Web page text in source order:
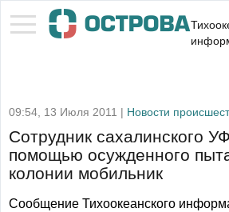
09:54, 13 Июля 2011 | Новости
Сотрудник сахалинского
помощью осужденного
колонии мобильник
Сообщение Тихоокеанского